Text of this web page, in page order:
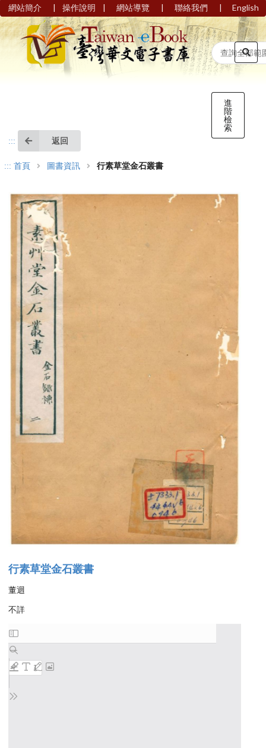
網站簡介 | 操作說明 | 網站導覽 | 聯絡我們 | English
進
階
檢
索
::: 返回
::: 首頁 圖書資訊 行素草堂金石叢書
行素草堂金石叢書
董迴
不詳